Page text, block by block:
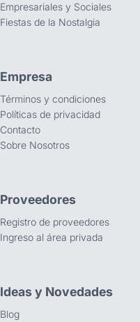
Empresariales y Sociales
Fiestas de la Nostalgia
Empresa
Términos y condiciones
Políticas de privacidad
Contacto
Sobre Nosotros
Proveedores
Registro de proveedores
Ingreso al área privada
Ideas y Novedades
Blog